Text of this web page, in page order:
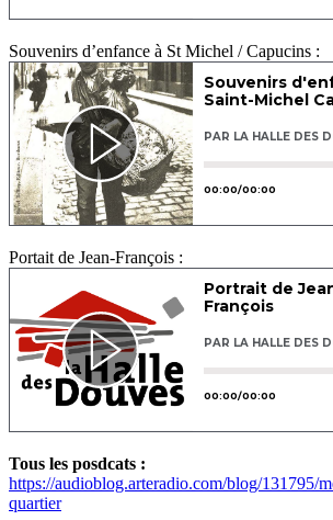
Souvenirs d’enfance à St Michel / Capucins :
Portait de Jean-François :
Tous les posdcats :
https://audioblog.arteradio.com/blog/131795/
quartier